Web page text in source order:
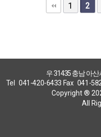
1 2
우 31435 충남 아
Tel
041-420-6433 Fax 041-
Copyright ®
All